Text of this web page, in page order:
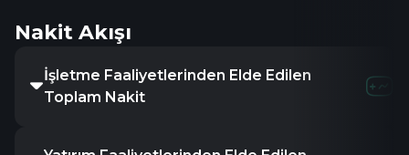
Nakit Akışı
İşletme Faaliyetlerinden Elde Edilen
Toplam Nakit